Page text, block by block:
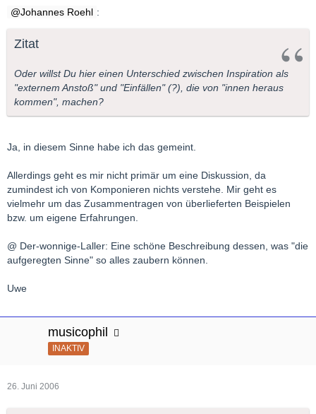
Johannes Roehl :
Zitat
Oder willst Du hier einen Unterschied zwischen Inspiration als
"externem Anstoß" und "Einfällen" (?), die von "innen heraus
kommen", machen?
Ja, in diesem Sinne habe ich das gemeint.
Allerdings geht es mir nicht primär um eine Diskussion, da
zumindest ich von Komponieren nichts verstehe. Mir geht es
vielmehr um das Zusammentragen von überlieferten Beispielen
bzw. um eigene Erfahrungen.
@ Der-wonnige-Laller: Eine schöne Beschreibung dessen, was "die
aufgeregten Sinne" so alles zaubern können.
Uwe
musicophil
INAKTIV
26. Juni 2006